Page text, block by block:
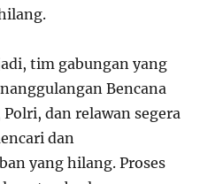
tim gabungan yang
Bencana
dan relawan segera
dan
yang hilang. Proses